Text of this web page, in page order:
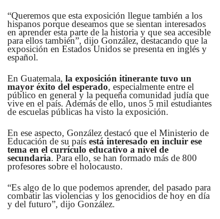
“Queremos que esta exposición llegue también a los
hispanos porque deseamos que se sientan interesados
en aprender esta parte de la historia y que sea accesible
para ellos también”, dijo González, destacando que la
exposición en Estados Unidos se presenta en inglés y
español.
En Guatemala, la exposición itinerante tuvo un
mayor éxito del esperado, especialmente entre el
público en general y la pequeña comunidad judía que
vive en el país. Además de ello, unos 5 mil estudiantes
de escuelas públicas ha visto la exposición.
En ese aspecto, González destacó que el Ministerio de
Educación de su país está interesado en incluir ese
tema en el currículo educativo a nivel de
secundaria. Para ello, se han formado más de 800
profesores sobre el holocausto.
“Es algo de lo que podemos aprender, del pasado para
combatir las violencias y los genocidios de hoy en día
y del futuro”, dijo González.